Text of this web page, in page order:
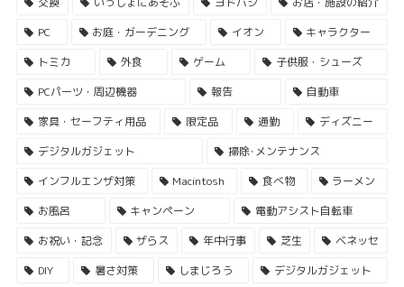
PC
お庭・ガーデニング イオン
キャラクター
トミカ
外食 ゲーム
子供服・シューズ
PCパーツ・周辺機器
報告
自動車
家具・セーフティ用品
限定品 通勤
ディズニー
デジタルガジェット
掃除･メンテナンス
インフルエンザ対策
Macintosh 食べ物
ラーメン
お風呂
キャンペーン
電動アシスト自転車
お祝い・記念
ザらス 年中行事 芝生
ベネッセ
DIY
暑さ対策 しまじろう
デジタルガジェット